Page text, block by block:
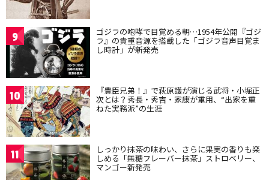
9 ゴジラの咆哮で目覚める朝…1954年公開『ゴジ
ラ』の貴重音源を搭載した「ゴジラ音声目覚ま
し時計」が新発売
10 『豊臣兄弟！』で萩原護が演じる武将・小堀正
次とは？秀長・秀吉・家康が重用、“出家を重
ねた実務派”の生涯
11 しっかり抹茶の味わい、さらに果実の香りも楽
しめる「無糖フレーバー抹茶」ストロベリー、
マンゴー新発売